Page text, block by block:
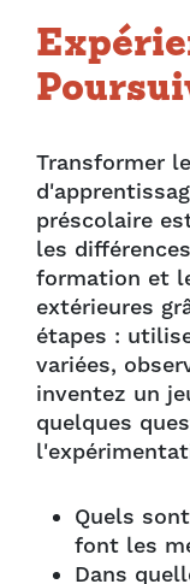
Transformer
préscolaire
les
formation et
extérieures
étapes :
variées,
inventez un
quelques
Quels
font les
Dans